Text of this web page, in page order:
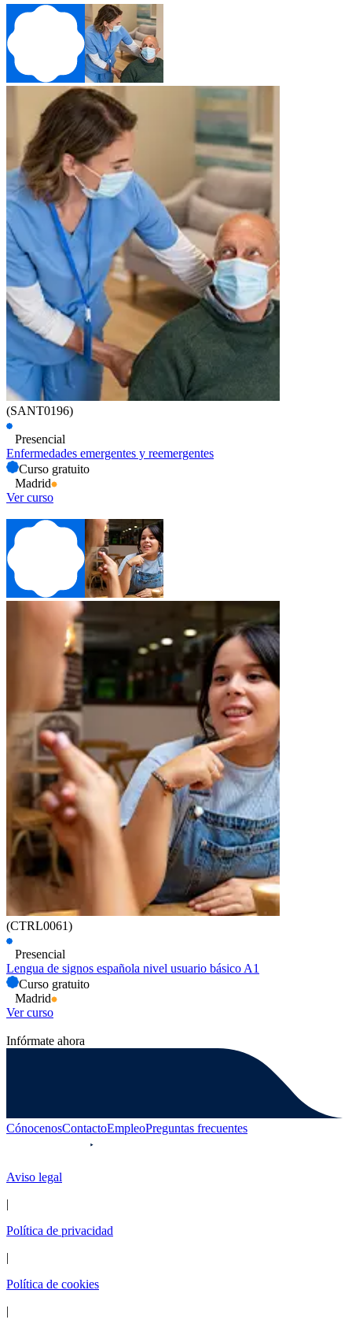
(SANT0196)
Presencial
Enfermedades emergentes y reemergentes
Curso gratuito
Madrid
Ver curso
(CTRL0061)
Presencial
Lengua de signos española nivel usuario básico A1
Curso gratuito
Madrid
Ver curso
Infórmate ahora
CónocenosContactoEmpleoPreguntas frecuentes
Aviso legal
|
Política de privacidad
|
Política de cookies
|